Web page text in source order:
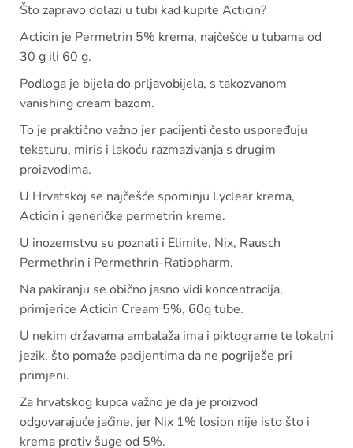
Što zapravo dolazi u tubi kad kupite Acticin?
Acticin je Permetrin 5% krema, najčešće u tubama od
30 g ili 60 g.
Podloga je bijela do prljavobijela, s takozvanom
vanishing cream bazom.
To je praktično važno jer pacijenti često uspoređuju
teksturu, miris i lakoću razmazivanja s drugim
proizvodima.
U Hrvatskoj se najčešće spominju Lyclear krema,
Acticin i generičke permetrin kreme.
U inozemstvu su poznati i Elimite, Nix, Rausch
Permethrin i Permethrin-Ratiopharm.
Na pakiranju se obično jasno vidi koncentracija,
primjerice Acticin Cream 5%, 60g tube.
U nekim državama ambalaža ima i piktograme te lokalni
jezik, što pomaže pacijentima da ne pogriješe pri
primjeni.
Za hrvatskog kupca važno je da je proizvod
odgovarajuće jačine, jer Nix 1% losion nije isto što i
krema protiv šuge od 5%.